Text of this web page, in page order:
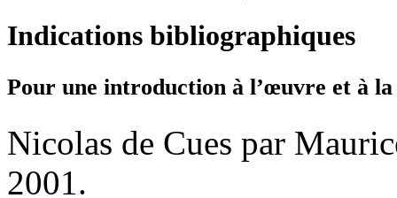
Indications bibliographiques
Pour une introduction à l’œuvre et à la
Nicolas de Cues par
2001.